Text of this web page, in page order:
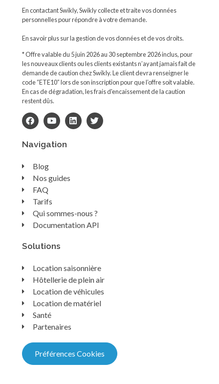
En contactant Swikly, Swikly collecte et traite vos données
personnelles pour répondre à votre demande.
En savoir plus sur la gestion de vos données et de vos droits.
* Offre valable du 5 juin 2026 au 30 septembre 2026 inclus, pour
les nouveaux clients ou les clients existants n’ayant jamais fait de
demande de caution chez Swikly. Le client devra renseigner le
code “ETE10” lors de son inscription pour que l’offre soit valable.
En cas de dégradation, les frais d'encaissement de la caution
restent dûs.
Navigation
Blog
Nos guides
FAQ
Tarifs
Qui sommes-nous ?
Documentation API
Solutions
Location saisonnière
Hôtellerie de plein air
Location de véhicules
Location de matériel
Santé
Partenaires
Préférences Cookies